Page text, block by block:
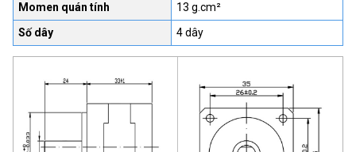
Momen quán tính
13 g.cm²
Số dây
4 dây